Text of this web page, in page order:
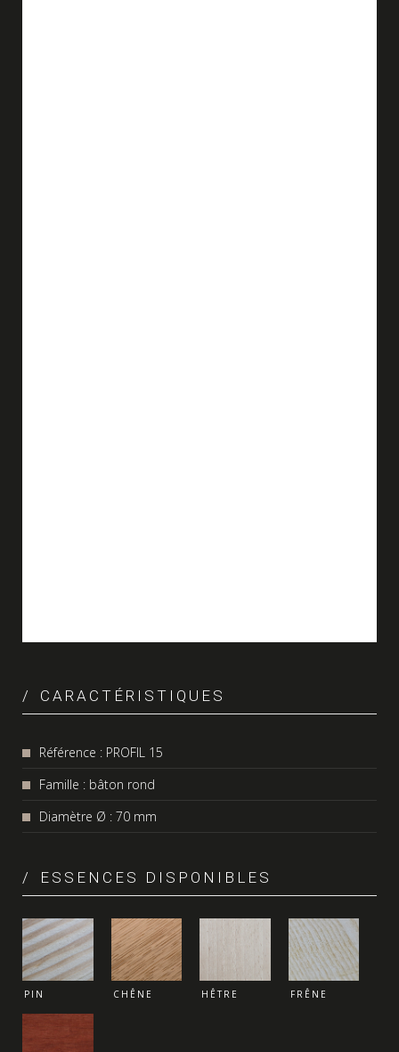
CARACTÉRISTIQUES
Référence : PROFIL 15
Famille : bâton rond
Diamètre Ø : 70 mm
ESSENCES DISPONIBLES
PIN CHÊNE HÊTRE FRÊNE